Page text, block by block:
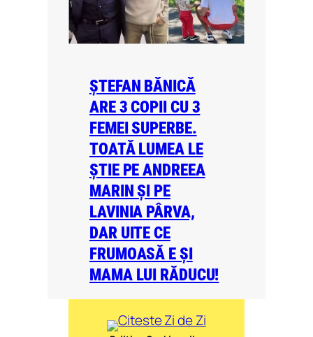
ȘTEFAN BĂNICĂ
ARE 3 COPII CU 3
FEMEI SUPERBE.
TOATĂ LUMEA LE
ȘTIE PE ANDREEA
MARIN ȘI PE
LAVINIA PÂRVA,
DAR UITE CE
FRUMOASĂ E ȘI
MAMA LUI RĂDUCU!